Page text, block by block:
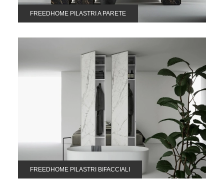
FREEDHOME PILASTRI A PARETE
FREEDHOME PILASTRI BIFACCIALI